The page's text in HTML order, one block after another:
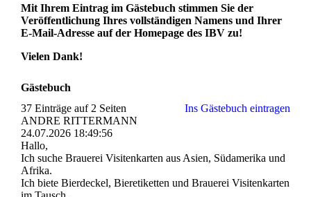
Mit Ihrem Eintrag im Gästebuch stimmen Sie der
Veröffentlichung Ihres vollständigen Namens und Ihrer
E-Mail-Adresse auf der Homepage des IBV zu!
Vielen Dank!
Gästebuch
37 Einträge auf 2 Seiten
Ins Gästebuch eintragen
ANDRE RITTERMANN
24.07.2026 18:49:56
Hallo,
Ich suche Brauerei Visitenkarten aus Asien, Südamerika und
Afrika.
Ich biete Bierdeckel, Bieretiketten und Brauerei Visitenkarten